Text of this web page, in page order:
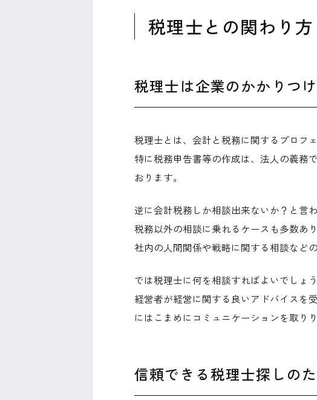
税理士との関わり方
税理士は企業のかかりつ
税理士とは、会計と税務に関するプロフ
特に税務申告書等の作成は、法人の義務
おります。
逆に会計税務しか相談出来ないか？と言
税務以外の相談に乗れるケースも多数あ
社内の人間関係や戦略に関する相談など
では税理士に何を相談すればよいでしょ
経営者が経営に関する良いアドバイスを
にはこまめにコミュニケーションを取り
信頼できる税理士探しの